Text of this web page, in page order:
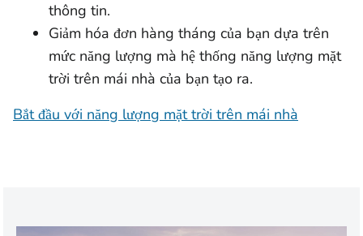
thông tin.
Giảm hóa đơn hàng tháng của bạn dựa trên
mức năng lượng mà hệ thống năng lượng mặt
trời trên mái nhà của bạn tạo ra.
Bắt đầu với năng lượng mặt trời trên mái nhà